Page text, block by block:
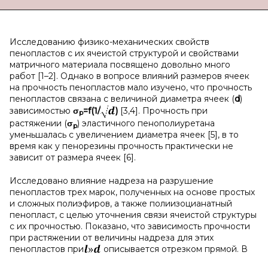
Исследованию физико-механических свойств
пенопластов с их ячеистой структурой и свойствами
матричного материала посвящено довольно много
работ [1–2]. Однако в вопросе влияний размеров ячеек
на прочность пенопластов мало изучено, что прочность
пенопластов связана с величиной диаметра ячеек (d)
зависимостью σр=f(1/ ) [3,4]. Прочность при
растяжении (σp) эластичного пенополиуретана
уменьшалась с увеличением диаметра ячеек [5], в то
время как у пенорезины прочность практически не
зависит от размера ячеек [6].
Исследовано влияние надреза на разрушение
пенопластов трех марок, полученных на основе простых
и сложных полиэфиров, а также полиизоцианатный
пенопласт, с целью уточнения связи ячеистой структуры
с их прочностью. Показано, что зависимость прочности
при растяжении от величины надреза для этих
пенопластов при
описывается отрезком прямой. В